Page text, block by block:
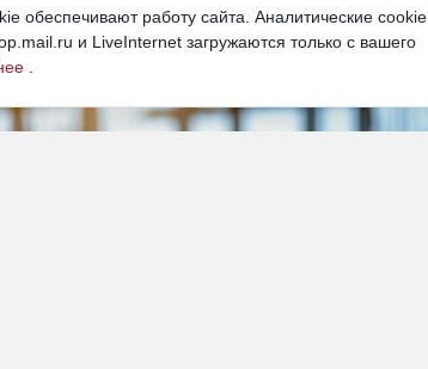
решением
обеспечивают работу сайта. Аналитические cookie
и LiveInternet загружаются только с вашего